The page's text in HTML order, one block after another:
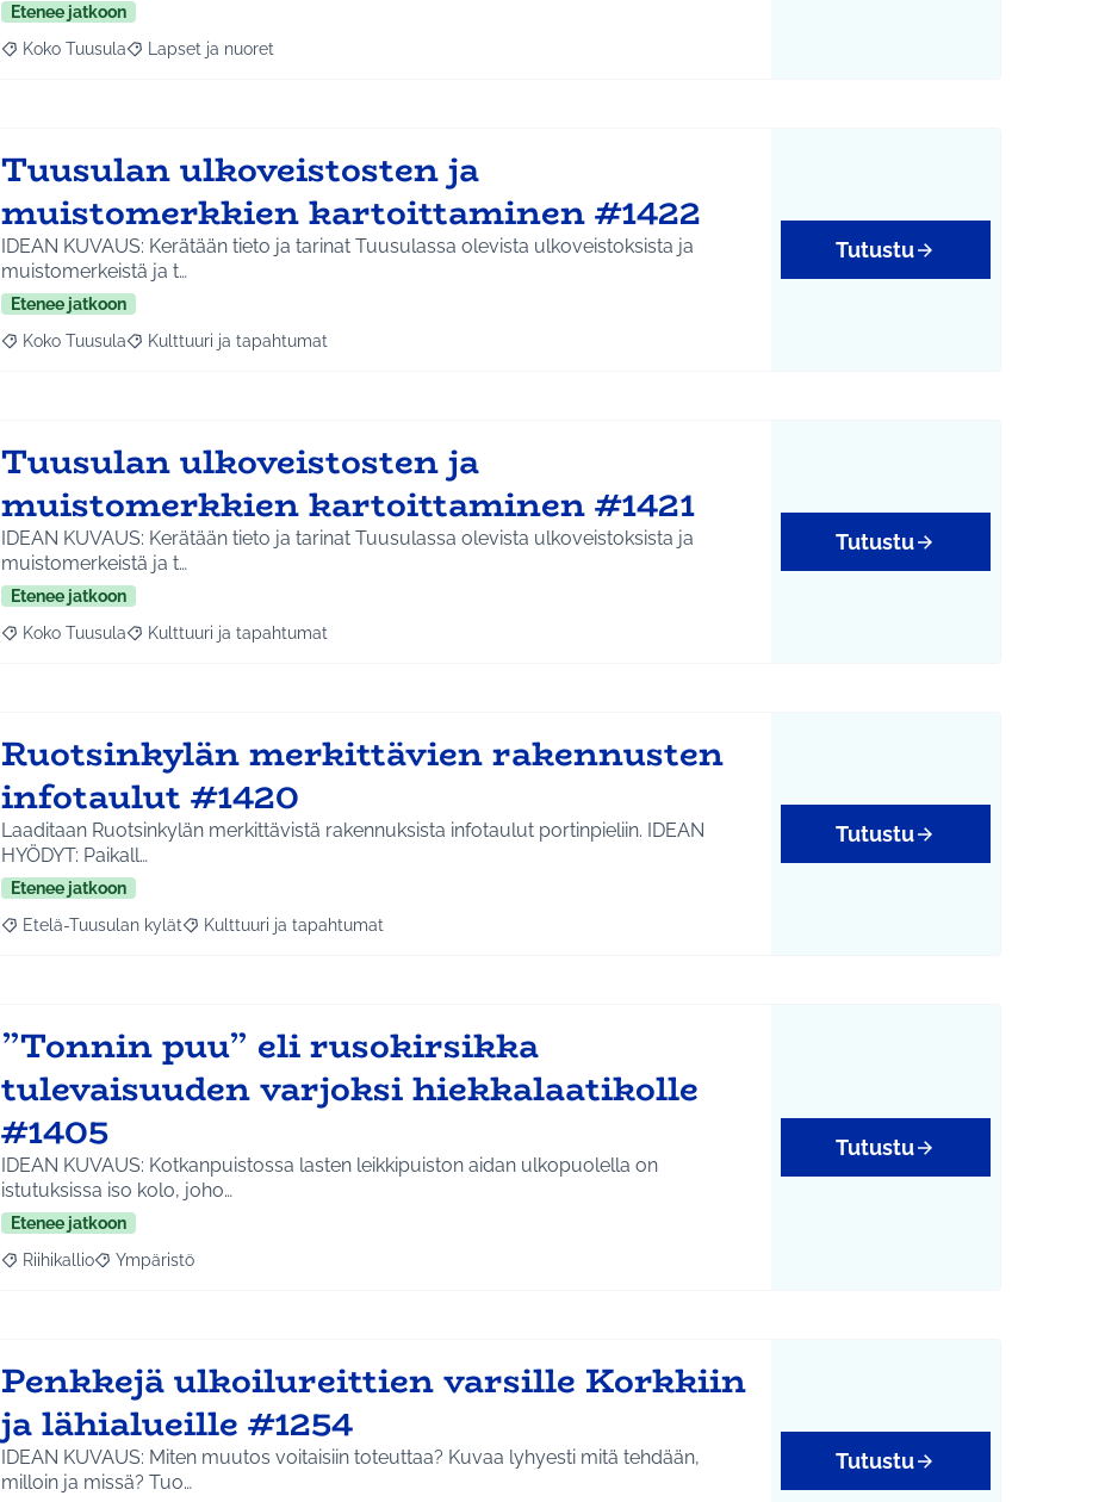
Etenee jatkoon
Rajaa tulokset aihepiirin mukaan: Koko Tuusula
Koko Tuusula Rajaa tulokset teeman mukaan: Lapset ja nuoret
Lapset ja nuoret
Tuusulan ulkoveistosten ja
muistomerkkien kartoittaminen #1422
IDEAN KUVAUS: Kerätään tieto ja tarinat Tuusulassa olevista ulkoveistoksista ja
muistomerkeistä ja t…
Etenee jatkoon
Rajaa tulokset aihepiirin mukaan: Koko Tuusula
Koko Tuusula Rajaa tulokset teeman mukaan: Kulttuuri ja tapahtumat
Kulttuuri ja tapahtumat
Tutustu
Tuusulan ulkoveistosten ja
muistomerkkien kartoittaminen #1421
IDEAN KUVAUS: Kerätään tieto ja tarinat Tuusulassa olevista ulkoveistoksista ja
muistomerkeistä ja t…
Etenee jatkoon
Rajaa tulokset aihepiirin mukaan: Koko Tuusula
Koko Tuusula Rajaa tulokset teeman mukaan: Kulttuuri ja tapahtumat
Kulttuuri ja tapahtumat
Tutustu
Ruotsinkylän merkittävien rakennusten
infotaulut #1420
Laaditaan Ruotsinkylän merkittävistä rakennuksista infotaulut portinpieliin. IDEAN
HYÖDYT: Paikall…
Etenee jatkoon
Rajaa tulokset aihepiirin mukaan: Etelä-Tuusulan kylät
Etelä-Tuusulan kylät Rajaa tulokset teeman mukaan: Kulttuuri ja tapahtumat
Kulttuuri ja tapahtumat
Tutustu
”Tonnin puu” eli rusokirsikka
tulevaisuuden varjoksi hiekkalaatikolle
#1405
IDEAN KUVAUS: Kotkanpuistossa lasten leikkipuiston aidan ulkopuolella on
istutuksissa iso kolo, joho…
Etenee jatkoon
Rajaa tulokset aihepiirin mukaan: Riihikallio
Riihikallio Rajaa tulokset teeman mukaan: Ympäristö
Ympäristö
Tutustu
Penkkejä ulkoilureittien varsille Korkkiin
ja lähialueille #1254
IDEAN KUVAUS: Miten muutos voitaisiin toteuttaa? Kuvaa lyhyesti mitä tehdään,
milloin ja missä? Tuo…
Tutustu